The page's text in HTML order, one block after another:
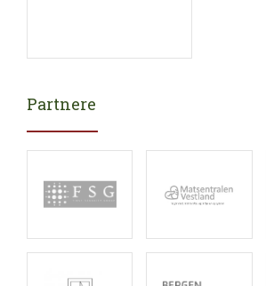
Partnere